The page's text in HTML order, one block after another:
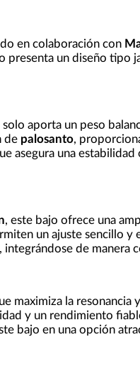
en colaboración con
presenta un diseño tipo
solo aporta un peso
de palosanto,
asegura una
, este bajo ofrece una
un ajuste sencillo
de manera
maximiza la resonancia
y un rendimiento
bajo en una opción